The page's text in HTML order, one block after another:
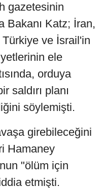
gazetesinin
Bakanı Katz; İran,
ve İsrail'in
ele
orduya
saldırı planı
söylemişti.
girebileceğini
Hamaney
"ölüm için
etmişti.